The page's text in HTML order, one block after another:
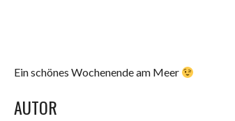
Ein schönes Wochenende am Meer
AUTOR